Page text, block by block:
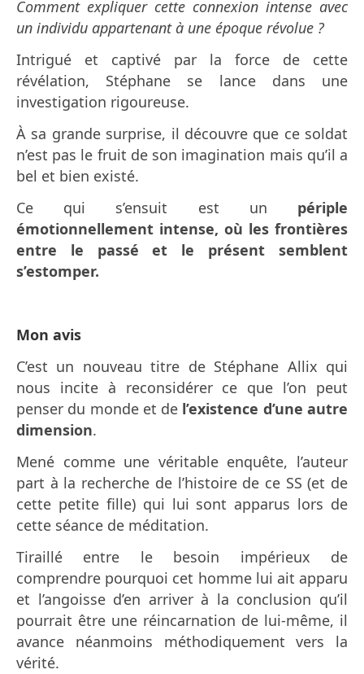
Comment expliquer cette connexion intense avec
un individu appartenant à une époque révolue ?
Intrigué et captivé par la force de cette
révélation, Stéphane se lance dans une
investigation rigoureuse.
À sa grande surprise, il découvre que ce soldat
n’est pas le fruit de son imagination mais qu’il a
bel et bien existé.
Ce qui s’ensuit est un périple
émotionnellement intense, où les frontières
entre le passé et le présent semblent
s’estomper.
Mon avis
C’est un nouveau titre de Stéphane Allix qui
nous incite à reconsidérer ce que l’on peut
penser du monde et de l’existence d’une autre
dimension.
Mené comme une véritable enquête, l’auteur
part à la recherche de l’histoire de ce SS (et de
cette petite fille) qui lui sont apparus lors de
cette séance de méditation.
Tiraillé entre le besoin impérieux de
comprendre pourquoi cet homme lui ait apparu
et l’angoisse d’en arriver à la conclusion qu’il
pourrait être une réincarnation de lui-même, il
avance néanmoins méthodiquement vers la
vérité.